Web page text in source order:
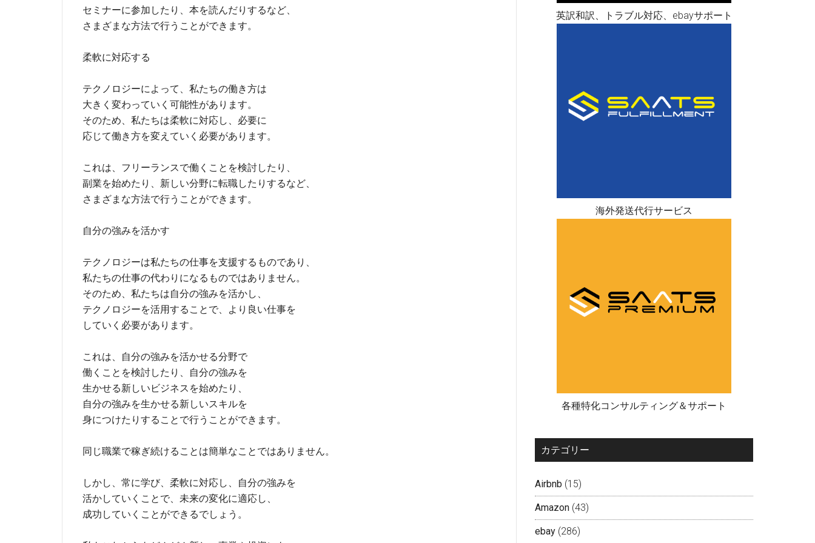
セミナーに参加したり、本を読んだりするなど、
さまざまな方法で行うことができます。
柔軟に対応する
テクノロジーによって、私たちの働き方は
大きく変わっていく可能性があります。
そのため、私たちは柔軟に対応し、必要に
応じて働き方を変えていく必要があります。
これは、フリーランスで働くことを検討したり、
副業を始めたり、新しい分野に転職したりするなど、
さまざまな方法で行うことができます。
自分の強みを活かす
テクノロジーは私たちの仕事を支援するものであり、
私たちの仕事の代わりになるものではありません。
そのため、私たちは自分の強みを活かし、
テクノロジーを活用することで、より良い仕事を
していく必要があります。
これは、自分の強みを活かせる分野で
働くことを検討したり、自分の強みを
生かせる新しいビジネスを始めたり、
自分の強みを生かせる新しいスキルを
身につけたりすることで行うことができます。
同じ職業で稼ぎ続けることは簡単なことではありません。
しかし、常に学び、柔軟に対応し、自分の強みを
活かしていくことで、未来の変化に適応し、
成功していくことができるでしょう。
英訳和訳、トラブル対応、ebayサポート
海外発送代行サービス
各種特化コンサルティング＆サポート
カテゴリー
Airbnb (15)
Amazon (43)
ebay (286)